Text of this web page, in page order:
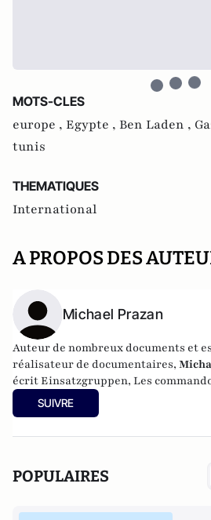
MOTS-CLES
europe , Egypte , Ben Laden ,
tunis
THEMATIQUES
International
A PROPOS DES
Michael Prazan
Auteur de nombreux documents et
réalisateur de documentaires,
écrit Einsatzgruppen, Les
(Seuil, 2010) et Une histoire du
(Flammarion, 2012). Cette enquête
SUIVRE
POPULAIRES